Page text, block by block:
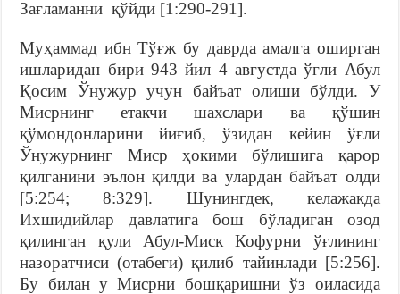
Зағламанни қўйди [1:290-291].
Муҳаммад ибн Тўғж бу даврда амалга оширган
ишларидан бири 943 йил 4 августда ўғли Абул
Қосим Ўнужур учун байъат олиши бўлди. У
Мисрнинг етакчи шахслари ва қўшин
қўмондонларини йиғиб, ўзидан кейин ўғли
Ўнужурнинг Миср ҳокими бўлишига қарор
қилганини эълон қилди ва улардан байъат олди
[5:254; 8:329]. Шунингдек, келажакда
Ихшидийлар давлатига бош бўладиган озод
қилинган қули Абул-Миск Кофурни ўғлининг
назоратчиси (отабеги) қилиб тайинлади [5:256].
Бу билан у Мисрни бошқаришни ўз оиласида